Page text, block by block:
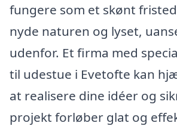
fungere som et skønt
nyde naturen og lyset,
udenfor. Et firma med
til udestue i Evetofte kan
at realisere dine idéer og
projekt forløber glat og